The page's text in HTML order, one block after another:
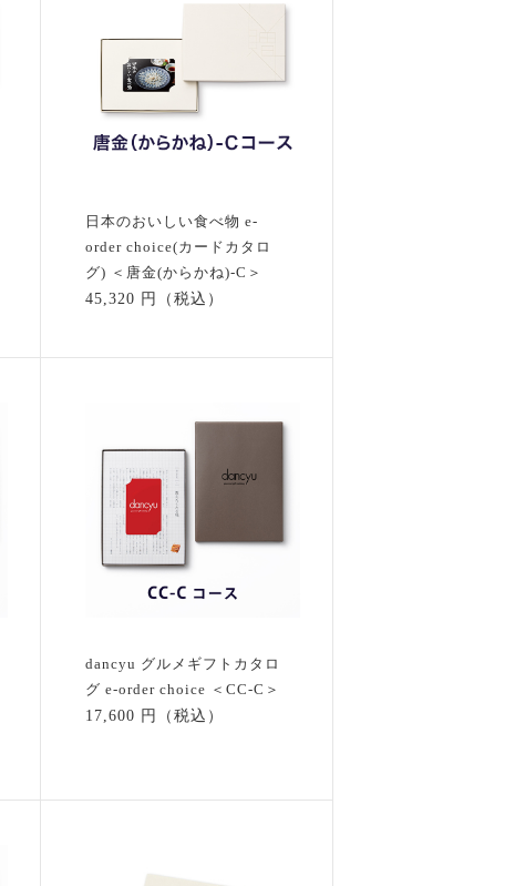
日本のおいしい食べ物 e-
order choice(カードカタロ
グ) ＜唐金(からかね)-C＞
45,320 円（税込）
dancyu グルメギフトカタロ
グ e-order choice ＜CC-C＞
17,600 円（税込）